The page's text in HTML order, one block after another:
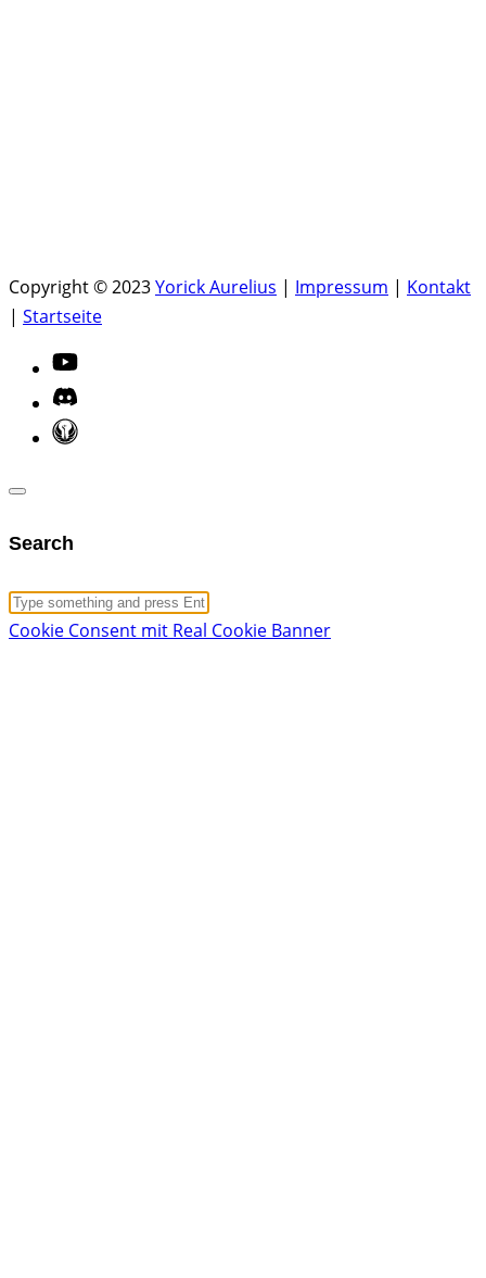
Copyright © 2023Yorick Aurelius | Impressum | Kontakt
| Startseite
Search
Cookie Consent mit Real Cookie Banner